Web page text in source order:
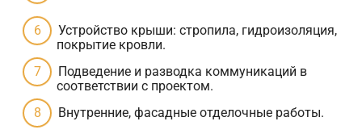
Устройство крыши: стропила, гидроизоляция,
покрытие кровли.
Подведение и разводка коммуникаций в
соответствии с проектом.
Внутренние, фасадные отделочные работы.